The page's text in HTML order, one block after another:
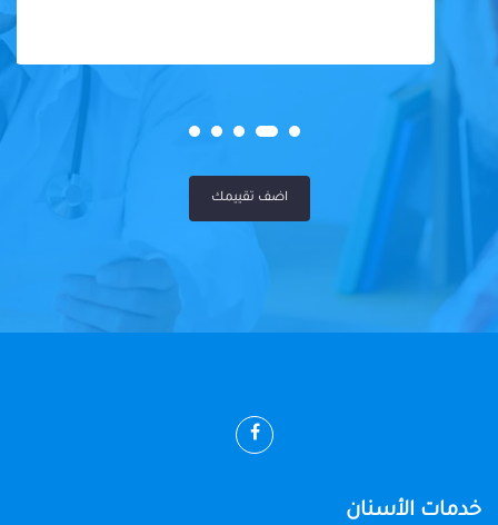
اضف تقييمك
خدمات الأسنان